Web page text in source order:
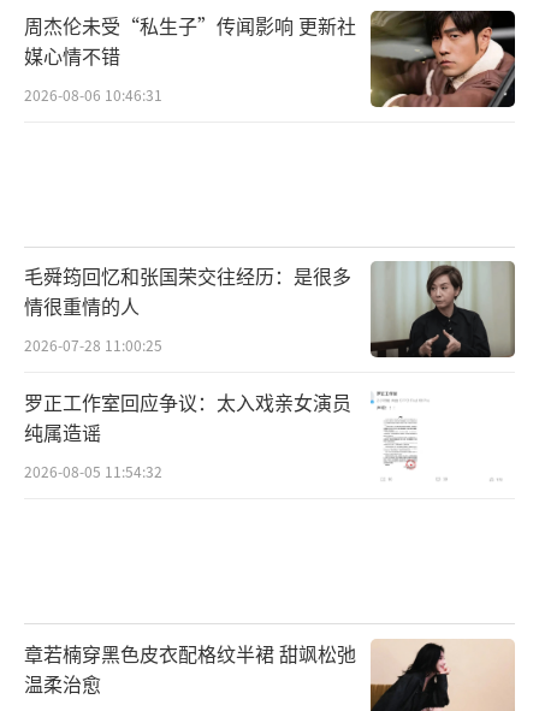
周杰伦未受“私生子”传闻影响 更新社
媒心情不错
2026-08-06 10:46:31
毛舜筠回忆和张国荣交往经历：是很多
情很重情的人
2026-07-28 11:00:25
罗正工作室回应争议：太入戏亲女演员
纯属造谣
2026-08-05 11:54:32
章若楠穿黑色皮衣配格纹半裙 甜飒松弛
温柔治愈